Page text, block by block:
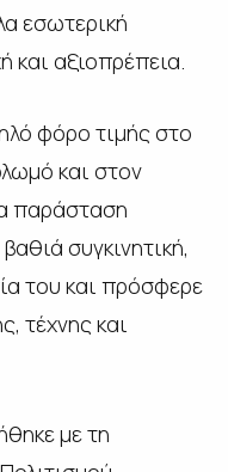
εσωτερική
αξιοπρέπεια.
φόρο τιμής στο
και στον
παράσταση
συγκινητική,
του και πρόσφερε
τέχνης και
με τη